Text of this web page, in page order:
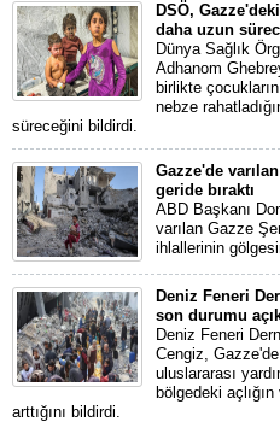
DSÖ,
daha uzun
Dünya Sağlık
Adhanom
birlikte
nebze
süreceğini bildirdi.
Gazze'de
geride bıraktı
ABD Başkanı
varılan Gazze
ihlallerinin
Deniz Feneri
son durumu
Deniz Feneri
Cengiz,
uluslararası
bölgedeki
arttığını bildirdi.